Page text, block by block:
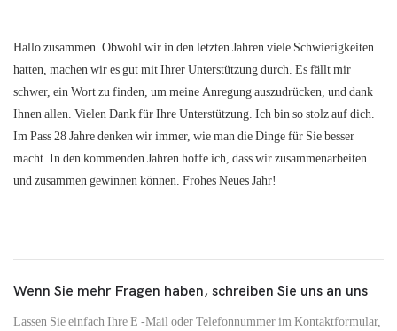
Hallo zusammen. Obwohl wir in den letzten Jahren viele Schwierigkeiten
hatten, machen wir es gut mit Ihrer Unterstützung durch. Es fällt mir
schwer, ein Wort zu finden, um meine Anregung auszudrücken, und dank
Ihnen allen. Vielen Dank für Ihre Unterstützung. Ich bin so stolz auf dich.
Im Pass 28 Jahre denken wir immer, wie man die Dinge für Sie besser
macht. In den kommenden Jahren hoffe ich, dass wir zusammenarbeiten
und zusammen gewinnen können. Frohes Neues Jahr!
Wenn Sie mehr Fragen haben, schreiben Sie uns an uns
Lassen Sie einfach Ihre E -Mail oder Telefonnummer im Kontaktformular,